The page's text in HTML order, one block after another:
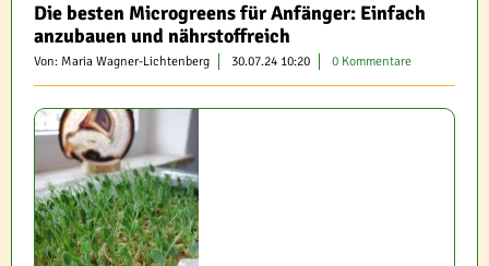
Die besten Microgreens für Anfänger: Einfach
anzubauen und nährstoffreich
Von: Maria Wagner-Lichtenberg 30.07.24 10:20 0 Kommentare